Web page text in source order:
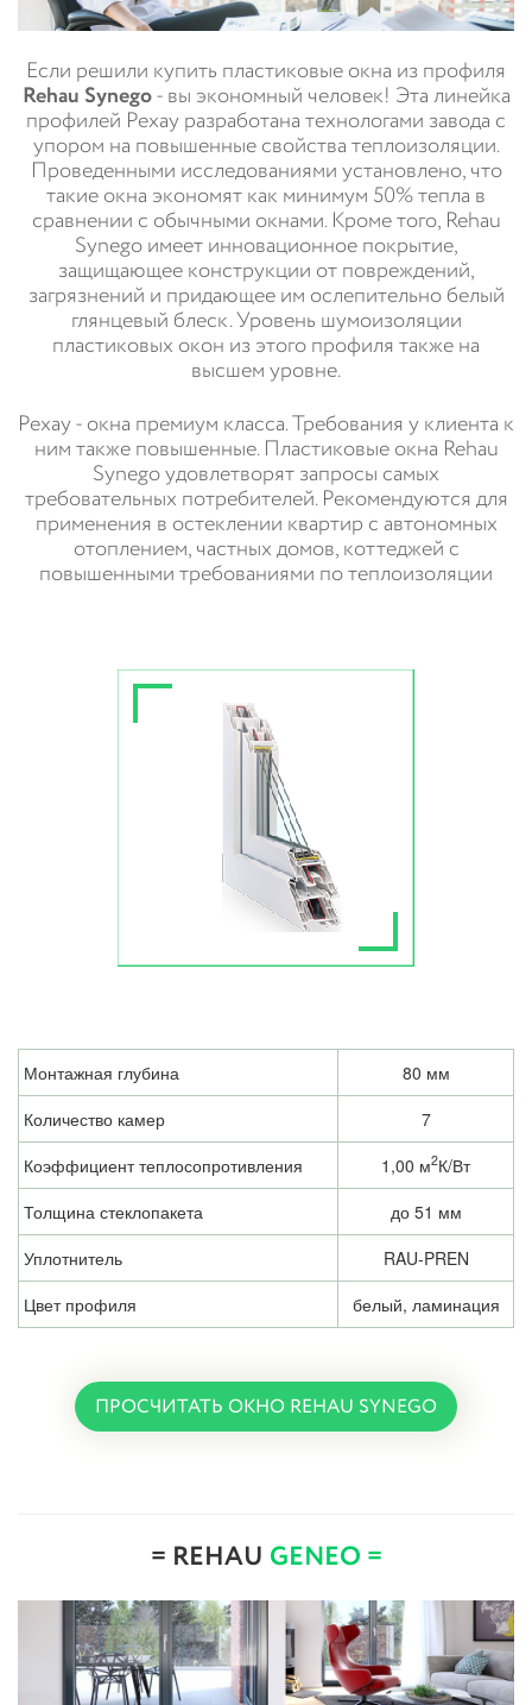
Если решили купить пластиковые окна из профиля
Rehau Synego- вы экономный человек! Эта линейка
профилей Рехау разработана технологами завода с
упором на повышенные свойства теплоизоляции.
Проведенными исследованиями установлено, что
такие окна экономят как минимум 50% тепла в
сравнении с обычными окнами. Кроме того, Rehau
Synego имеет инновационное покрытие,
защищающее конструкции от повреждений,
загрязнений и придающее им ослепительно белый
глянцевый блеск. Уровень шумоизоляции
пластиковых окон из этого профиля также на
высшем уровне.
Рехау - окна премиум класса. Требования у клиента к
ним также повышенные. Пластиковые окна Rehau
Synego удовлетворят запросы самых
требовательных потребителей. Рекомендуются для
применения в остеклении квартир с автономных
отоплением, частных домов, коттеджей с
повышенными требованиями по теплоизоляции
Монтажная глубина
80 мм
Количество камер
7
Коэффициент теплосопротивления
1,00 м2К/Вт
Толщина стеклопакета
до 51 мм
Уплотнитель
RAU-PREN
Цвет профиля
белый, ламинация
ПРОСЧИТАТЬ ОКНО REHAU SYNEGO
= REHAU GENEO =